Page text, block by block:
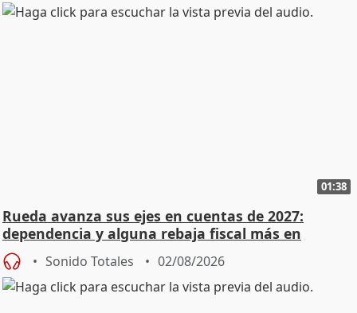
01:38
Rueda avanza sus ejes en cuentas de 2027:
dependencia y alguna rebaja fiscal más en
vivienda
Sonido Totales 02/08/2026